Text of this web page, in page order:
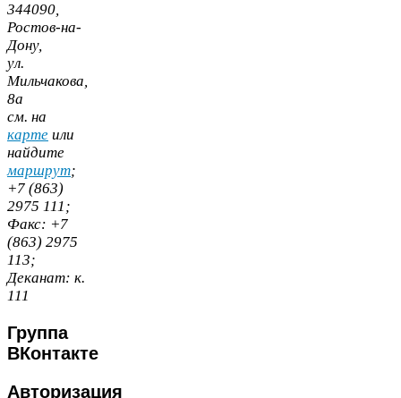
344090,
Ростов-​на-​
Дону,
ул.
Мильчакова,
8а
cм. на
карте или
найдите
маршрут;
+7 (863)
2975 111;
Факс: +7
(863) 2975
113;
Деканат: к.
111
Группа
ВКонтакте
Авторизация